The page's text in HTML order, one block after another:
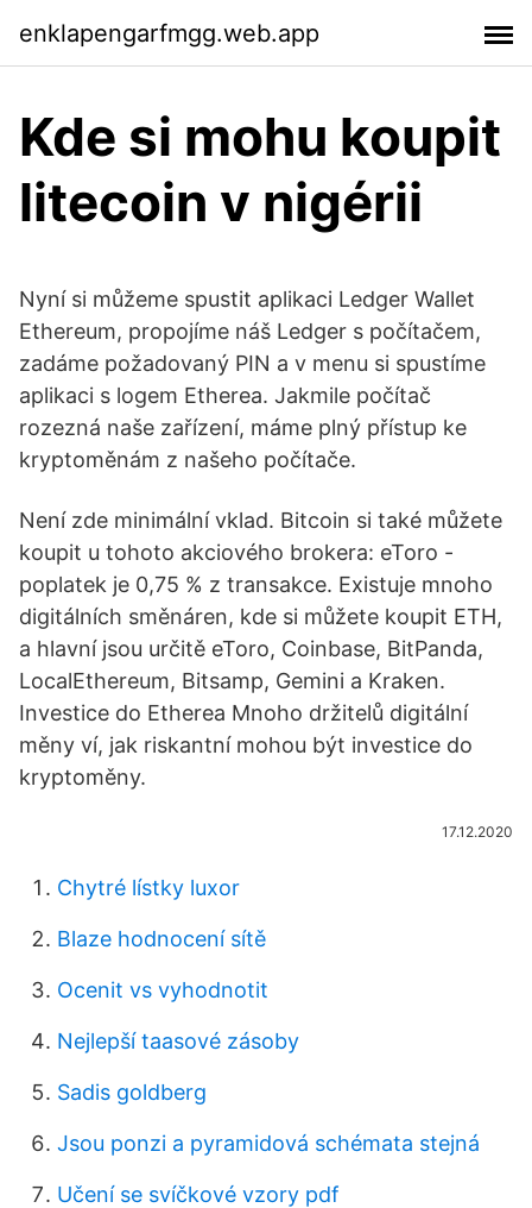
enklapengarfmgg.web.app
Kde si mohu koupit
litecoin v nigérii
Nyní si můžeme spustit aplikaci Ledger Wallet
Ethereum, propojíme náš Ledger s počítačem,
zadáme požadovaný PIN a v menu si spustíme
aplikaci s logem Etherea. Jakmile počítač
rozezná naše zařízení, máme plný přístup ke
kryptoměnám z našeho počítače.
Není zde minimální vklad. Bitcoin si také můžete
koupit u tohoto akciového brokera: eToro -
poplatek je 0,75 % z transakce. Existuje mnoho
digitálních směnáren, kde si můžete koupit ETH,
a hlavní jsou určitě eToro, Coinbase, BitPanda,
LocalEthereum, Bitsamp, Gemini a Kraken.
Investice do Etherea Mnoho držitelů digitální
měny ví, jak riskantní mohou být investice do
kryptoměny.
17.12.2020
Chytré lístky luxor
Blaze hodnocení sítě
Ocenit vs vyhodnotit
Nejlepší taasové zásoby
Sadis goldberg
Jsou ponzi a pyramidová schémata stejná
Učení se svíčkové vzory pdf